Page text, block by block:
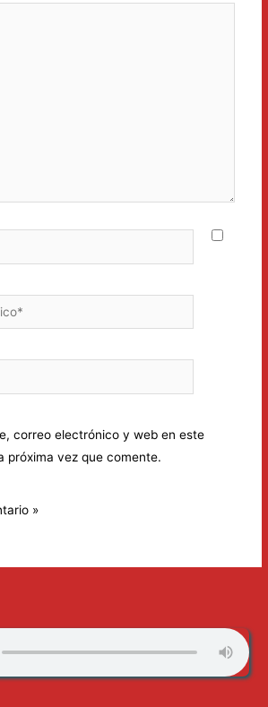
correo electrónico y web en este
próxima vez que comente.